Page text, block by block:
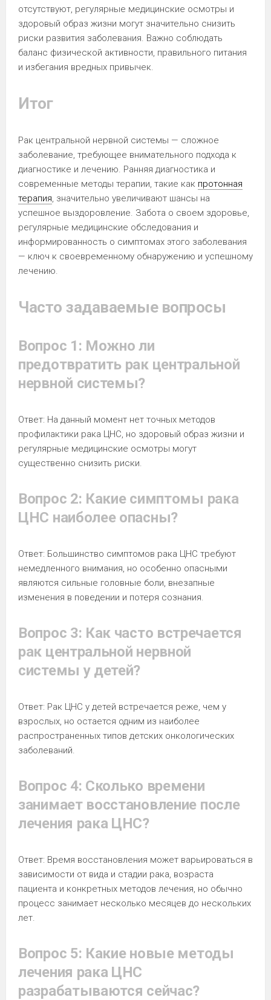
отсутствуют, регулярные медицинские осмотры и
здоровый образ жизни могут значительно снизить
риски развития заболевания. Важно соблюдать
баланс физической активности, правильного питания
и избегания вредных привычек.
Итог
Рак центральной нервной системы — сложное
заболевание, требующее внимательного подхода к
диагностике и лечению. Ранняя диагностика и
современные методы терапии, такие как протонная
терапия, значительно увеличивают шансы на
успешное выздоровление. Забота о своем здоровье,
регулярные медицинские обследования и
информированность о симптомах этого заболевания
— ключ к своевременному обнаружению и успешному
лечению.
Часто задаваемые вопросы
Вопрос 1: Можно ли
предотвратить рак центральной
нервной системы?
Ответ: На данный момент нет точных методов
профилактики рака ЦНС, но здоровый образ жизни и
регулярные медицинские осмотры могут
существенно снизить риски.
Вопрос 2: Какие симптомы рака
ЦНС наиболее опасны?
Ответ: Большинство симптомов рака ЦНС требуют
немедленного внимания, но особенно опасными
являются сильные головные боли, внезапные
изменения в поведении и потеря сознания.
Вопрос 3: Как часто встречается
рак центральной нервной
системы у детей?
Ответ: Рак ЦНС у детей встречается реже, чем у
взрослых, но остается одним из наиболее
распространенных типов детских онкологических
заболеваний.
Вопрос 4: Сколько времени
занимает восстановление после
лечения рака ЦНС?
Ответ: Время восстановления может варьироваться в
зависимости от вида и стадии рака, возраста
пациента и конкретных методов лечения, но обычно
процесс занимает несколько месяцев до нескольких
лет.
Вопрос 5: Какие новые методы
лечения рака ЦНС
разрабатываются сейчас?